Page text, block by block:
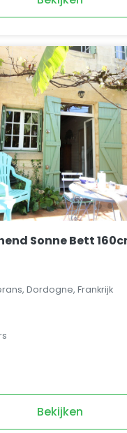
Sonne Bett
Dordogne, Frankrijk
Bekijken